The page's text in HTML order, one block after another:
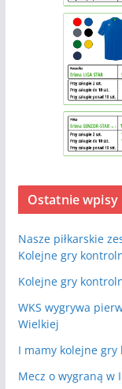
Ostatnie wpisy
Nasze piłkarskie
Kolejne gry
Kolejne gry
WKS wygrywa
Wielkiej
I mamy kolejne
Mecz o wygraną w